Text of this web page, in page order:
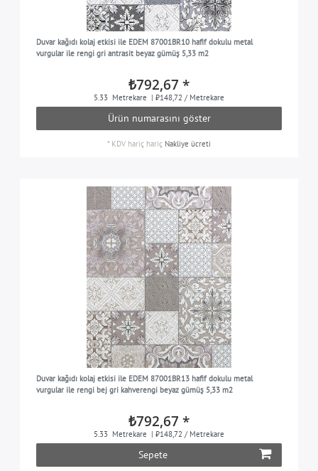
Duvar kağıdı kolaj etkisi ile EDEM 87001BR10 hafif dokulu metal
vurgular ile rengi gri antrasit beyaz gümüş 5,33 m2
₺792,67 *
5.33 Metrekare | ₺148,72 / Metrekare
Ürün numarasını göster
* KDV hariç hariç Nakliye ücreti
Duvar kağıdı kolaj etkisi ile EDEM 87001BR13 hafif dokulu metal
vurgular ile rengi bej gri kahverengi beyaz gümüş 5,33 m2
₺792,67 *
5.33 Metrekare | ₺148,72 / Metrekare
Sepete